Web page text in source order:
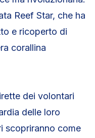
Reef Star, che ha
e ricoperto di
corallina
dei volontari
delle loro
scopriranno come